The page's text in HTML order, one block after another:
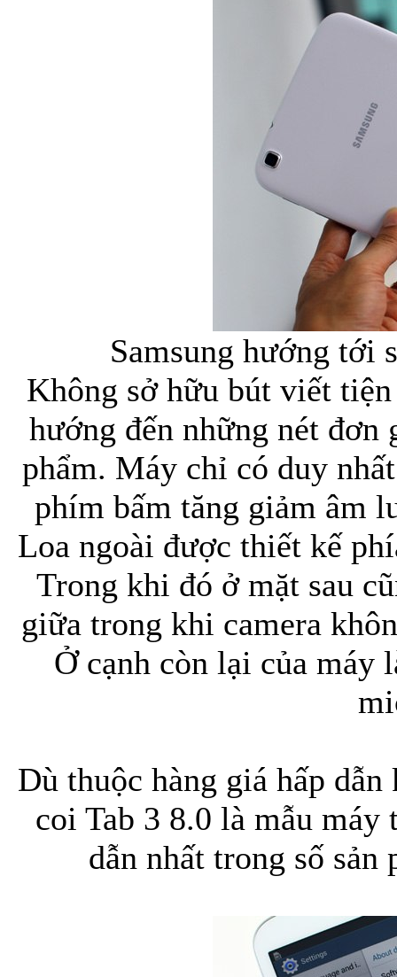
Samsung hướng tới
Không sở hữu bút viết
hướng đến những nét đơn
phẩm. Máy chỉ có duy
phím bấm tăng giảm âm
Loa ngoài được thiết kế
Trong khi đó ở mặt sau
giữa trong khi camera
Ở cạnh còn lại của máy
Dù thuộc hàng giá hấp
coi Tab 3 8.0 là mẫu máy
dẫn nhất trong số